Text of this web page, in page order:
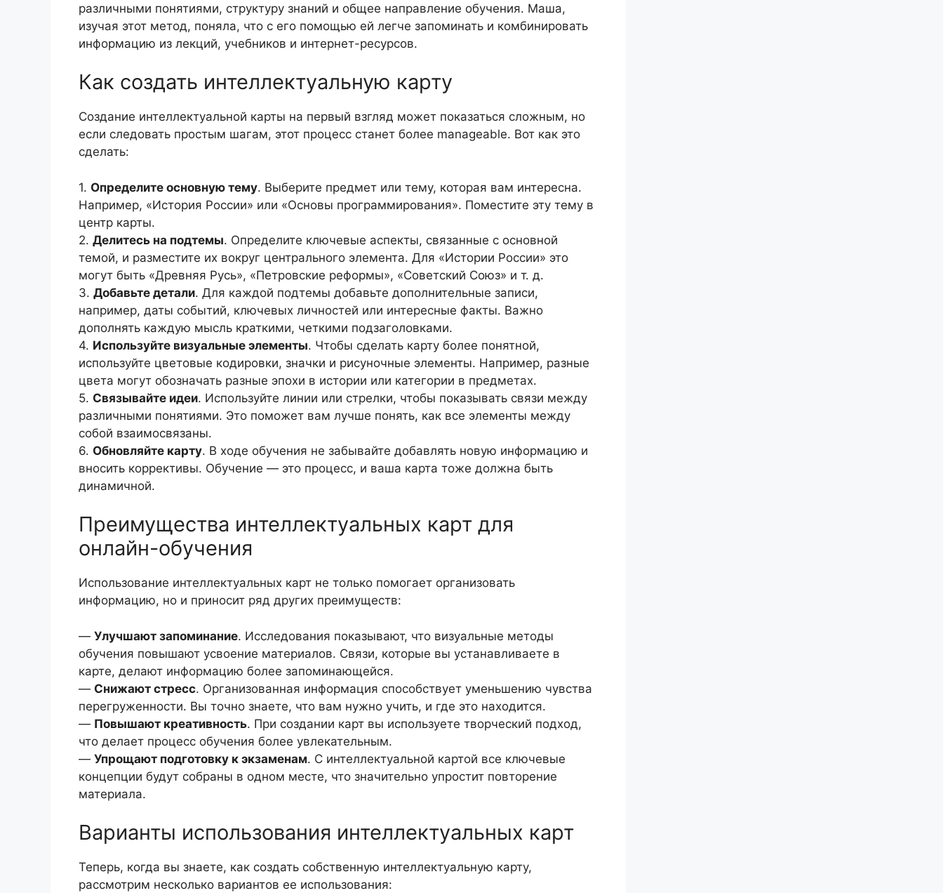
различными понятиями, структуру знаний и общее направление обучения. Маша,
изучая этот метод, поняла, что с его помощью ей легче запоминать и комбинировать
информацию из лекций, учебников и интернет-ресурсов.
Как создать интеллектуальную карту
Создание интеллектуальной карты на первый взгляд может показаться сложным, но
если следовать простым шагам, этот процесс станет более manageable. Вот как это
сделать:
1. Определите основную тему. Выберите предмет или тему, которая вам интересна.
Например, «История России» или «Основы программирования». Поместите эту тему в
центр карты.
2. Делитесь на подтемы. Определите ключевые аспекты, связанные с основной
темой, и разместите их вокруг центрального элемента. Для «Истории России» это
могут быть «Древняя Русь», «Петровские реформы», «Советский Союз» и т. д.
3. Добавьте детали. Для каждой подтемы добавьте дополнительные записи,
например, даты событий, ключевых личностей или интересные факты. Важно
дополнять каждую мысль краткими, четкими подзаголовками.
4. Используйте визуальные элементы. Чтобы сделать карту более понятной,
используйте цветовые кодировки, значки и рисуночные элементы. Например, разные
цвета могут обозначать разные эпохи в истории или категории в предметах.
5. Связывайте идеи. Используйте линии или стрелки, чтобы показывать связи между
различными понятиями. Это поможет вам лучше понять, как все элементы между
собой взаимосвязаны.
6. Обновляйте карту. В ходе обучения не забывайте добавлять новую информацию и
вносить коррективы. Обучение — это процесс, и ваша карта тоже должна быть
динамичной.
Преимущества интеллектуальных карт для
онлайн-обучения
Использование интеллектуальных карт не только помогает организовать
информацию, но и приносит ряд других преимуществ:
— Улучшают запоминание. Исследования показывают, что визуальные методы
обучения повышают усвоение материалов. Связи, которые вы устанавливаете в
карте, делают информацию более запоминающейся.
— Снижают стресс. Организованная информация способствует уменьшению чувства
перегруженности. Вы точно знаете, что вам нужно учить, и где это находится.
— Повышают креативность. При создании карт вы используете творческий подход,
что делает процесс обучения более увлекательным.
— Упрощают подготовку к экзаменам. С интеллектуальной картой все ключевые
концепции будут собраны в одном месте, что значительно упростит повторение
материала.
Варианты использования интеллектуальных карт
Теперь, когда вы знаете, как создать собственную интеллектуальную карту,
рассмотрим несколько вариантов ее использования: